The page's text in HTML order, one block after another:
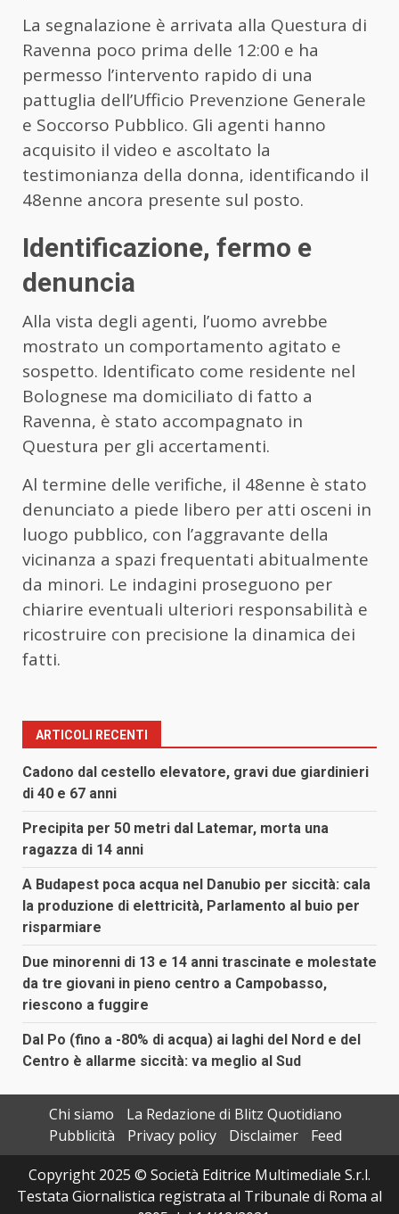
La segnalazione è arrivata alla Questura di
Ravenna poco prima delle 12:00 e ha
permesso l’intervento rapido di una
pattuglia dell’Ufficio Prevenzione Generale
e Soccorso Pubblico. Gli agenti hanno
acquisito il video e ascoltato la
testimonianza della donna, identificando il
48enne ancora presente sul posto.
Identificazione, fermo e
denuncia
Alla vista degli agenti, l’uomo avrebbe
mostrato un comportamento agitato e
sospetto. Identificato come residente nel
Bolognese ma domiciliato di fatto a
Ravenna, è stato accompagnato in
Questura per gli accertamenti.
Al termine delle verifiche, il 48enne è stato
denunciato a piede libero per atti osceni in
luogo pubblico, con l’aggravante della
vicinanza a spazi frequentati abitualmente
da minori. Le indagini proseguono per
chiarire eventuali ulteriori responsabilità e
ricostruire con precisione la dinamica dei
fatti.
ARTICOLI RECENTI
Cadono dal cestello elevatore, gravi due giardinieri
di 40 e 67 anni
Precipita per 50 metri dal Latemar, morta una
ragazza di 14 anni
A Budapest poca acqua nel Danubio per siccità: cala
la produzione di elettricità, Parlamento al buio per
risparmiare
Due minorenni di 13 e 14 anni trascinate e molestate
da tre giovani in pieno centro a Campobasso,
riescono a fuggire
Dal Po (fino a -80% di acqua) ai laghi del Nord e del
Centro è allarme siccità: va meglio al Sud
Chi siamo
La Redazione di Blitz Quotidiano
Pubblicità
Privacy policy Disclaimer
Feed
Copyright 2025 © Società Editrice Multimediale S.r.l.
Testata Giornalistica registrata al Tribunale di Roma al